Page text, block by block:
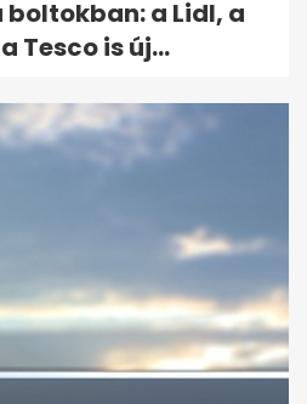
a Lidl, a
Tesco is új...